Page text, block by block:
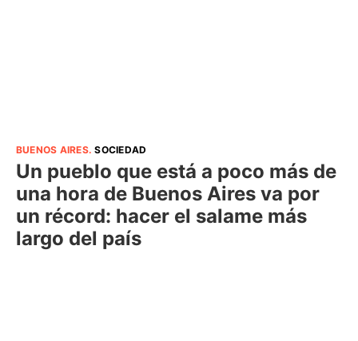
BUENOS AIRES.SOCIEDAD
Un pueblo que está a poco más de
una hora de Buenos Aires va por
un récord: hacer el salame más
largo del país